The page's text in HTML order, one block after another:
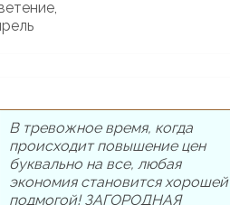
В тревожное время, когда
происходит повышение цен
буквально на все, любая
экономия становится хорошей
подмогой! ЗАГОРОДНАЯ